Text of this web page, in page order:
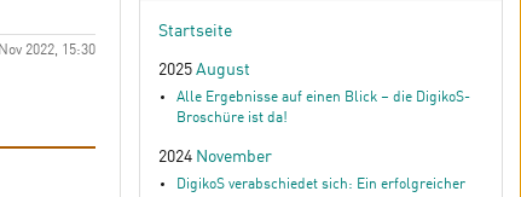
2022, 15:30
Startseite
2025 August
Alle Ergebnisse auf einen Blick – die DigikoS-
Broschüre ist da!
2024 November
DigikoS verabschiedet sich: Ein erfolgreicher